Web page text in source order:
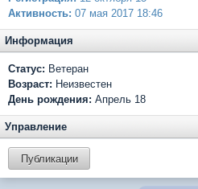
Активность: 07 мая 2017 18:46
Информация
Статус: Ветеран
Возраст: Неизвестен
День рождения: Апрель 18
Управление
Публикации